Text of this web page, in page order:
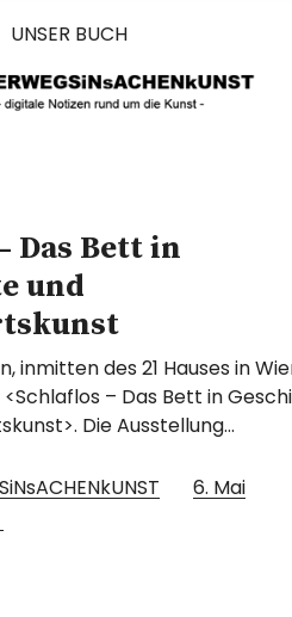
UNSER BUCH
Das Bett in
und
inmitten des 21 Hauses in
– Das Bett in
Die Ausstellung…
6. Mai